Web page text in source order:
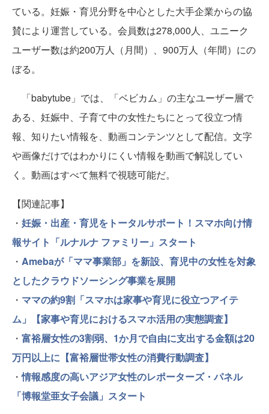
ている。妊娠・育児分野を中心とした大手企業からの協
賛により運営している。会員数は278,000人、ユニーク
ユーザー数は約200万人（月間）、900万人（年間）にの
ぼる。
「babytube」では、「ベビカム」の主なユーザー層で
ある、妊娠中、子育て中の女性たちにとって役立つ情
報、知りたい情報を、動画コンテンツとして配信。文字
や画像だけではわかりにくい情報を動画で解説してい
く。動画はすべて無料で視聴可能だ。
【関連記事】
・ 妊娠・出産・育児をトータルサポート！スマホ向け情
報サイト「ルナルナ ファミリー」スタート
・ Amebaが「ママ事業部」を新設、育児中の女性を対象
としたクラウドソーシング事業を展開
・ ママの約9割「スマホは家事や育児に役立つアイテ
ム」【家事や育児におけるスマホ活用の実態調査】
・ 富裕層女性の3割弱、1か月で自由に支出する金額は20
万円以上に【富裕層世帯女性の消費行動調査】
・情報感度の高いアジア女性のレポーターズ・パネル
「博報堂亜女子会議」スタート